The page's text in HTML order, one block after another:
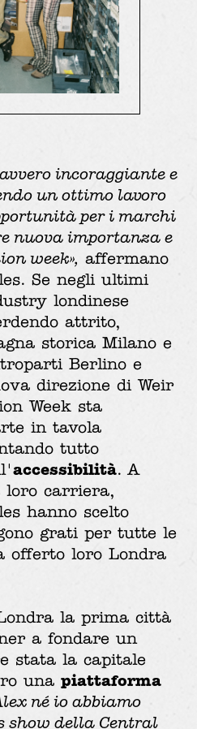
incoraggiante e
un ottimo lavoro
per i marchi
nuova importanza e
week», affermano
Se negli ultimi
londinese
attrito,
storica Milano e
Berlino e
direzione di Weir
Week sta
in tavola
tutto
accessibilità. A
loro carriera,
hanno scelto
grati per tutte le
offerto loro Londra
la prima città
a fondare un
stata la capitale
una piattaforma
né io abbiamo
show della Central